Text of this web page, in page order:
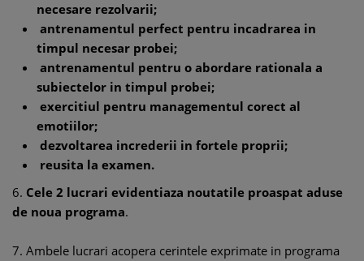
necesare rezolvarii;
antrenamentul perfect pentru incadrarea in
timpul necesar probei;
antrenamentul pentru o abordare rationala a
subiectelor in timpul probei;
exercitiul pentru managementul corect al
emotiilor;
dezvoltarea increderii in fortele proprii;
reusita la examen.
6. Cele 2 lucrari evidentiaza noutatile proaspat aduse
de noua programa.
7. Ambele lucrari acopera cerintele exprimate in programa